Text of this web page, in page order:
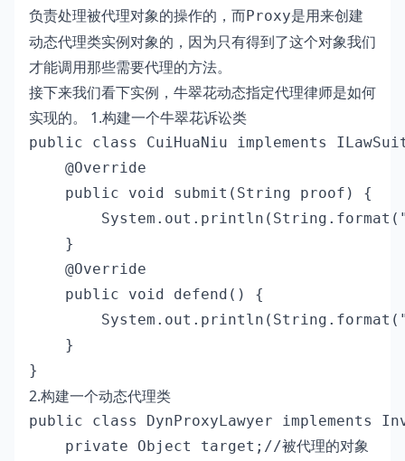
负责处理被代理对象的操作的，而Proxy是用来创建
动态代理类实例对象的，因为只有得到了这个对象我们
才能调用那些需要代理的方法。
接下来我们看下实例，牛翠花动态指定代理律师是如何
实现的。 1.构建一个牛翠花诉讼类
public class CuiHuaNiu implements
    @Override
    public void submit(String proof) {
System.out.println(String.format("
    }
    @Override
    public void defend() {
System.out.println(String.format("
    }
}
2.构建一个动态代理类
public class DynProxyLawyer implements
    private Object target;//被代理的对象